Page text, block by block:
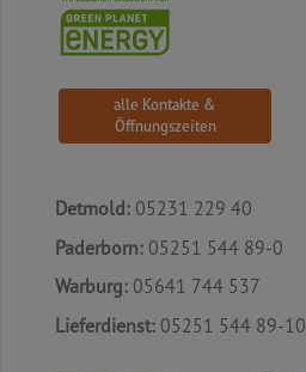
alle Kontakte &
Öffnungszeiten
Detmold: 05231 229 40
Paderborn: 05251 544 89-0
Warburg: 05641 744 537
Lieferdienst: 05251 544 89-10